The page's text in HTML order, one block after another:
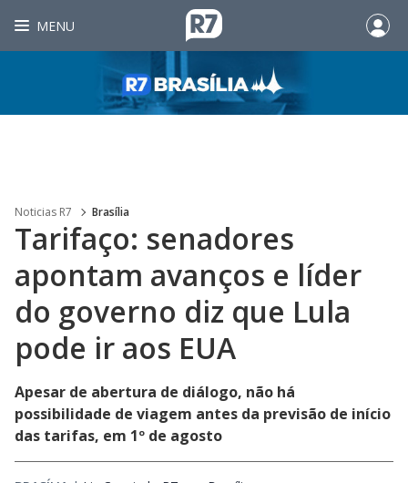
MENU
Noticias R7 Brasília
Tarifaço: senadores
apontam avanços e líder
do governo diz que Lula
pode ir aos EUA
Apesar de abertura de diálogo, não há
possibilidade de viagem antes da previsão de início
das tarifas, em 1º de agosto